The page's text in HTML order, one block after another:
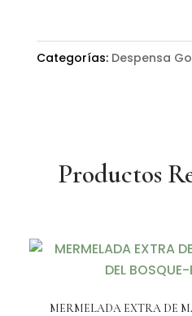
DE
BARONCELI
Categorías: Despensa
Productos
MERMELADA EXTRA DE